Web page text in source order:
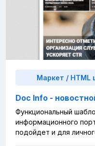
Маркет / HTML
Doc Info -
Функциональный
информационного
подойдет и для